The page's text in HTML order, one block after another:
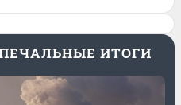
ИТОГИ